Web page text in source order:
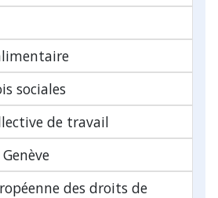
sociales
de travail
des droits de